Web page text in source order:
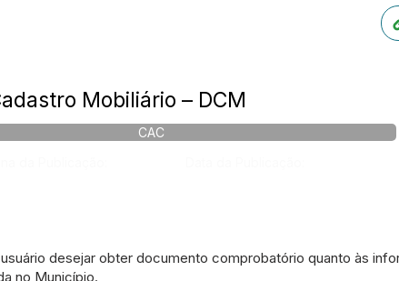
Mobiliário – DCM
CAC
desejar obter documento comprobatório quanto às
no Município.